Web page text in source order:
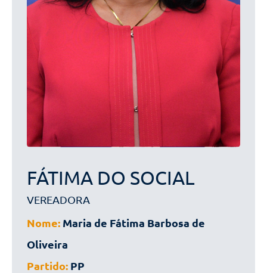
FÁTIMA DO SOCIAL
VEREADORA
Nome: Maria de Fátima Barbosa de
Oliveira
Partido: PP